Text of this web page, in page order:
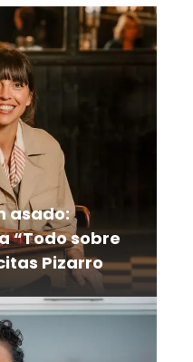
asado:
“Todo sobre
Pizarro
restaurantes y
parte del
explora el
su origen